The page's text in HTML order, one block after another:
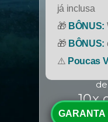
já inclusa
🎁 BÔNUS:
🎁 BÔNUS:
⚠️ Poucas
10x
GARANTA